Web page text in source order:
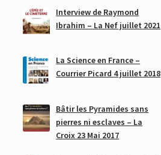
Interview de Raymond
Ibrahim – La Nef juillet 2021
La Science en France –
Courrier Picard 4 juillet 2018
Bâtir les Pyramides sans
pierres ni esclaves – La
Croix 23 Mai 2017